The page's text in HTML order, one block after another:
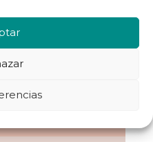
transmisión
de la pobreza.
de los jóvenes